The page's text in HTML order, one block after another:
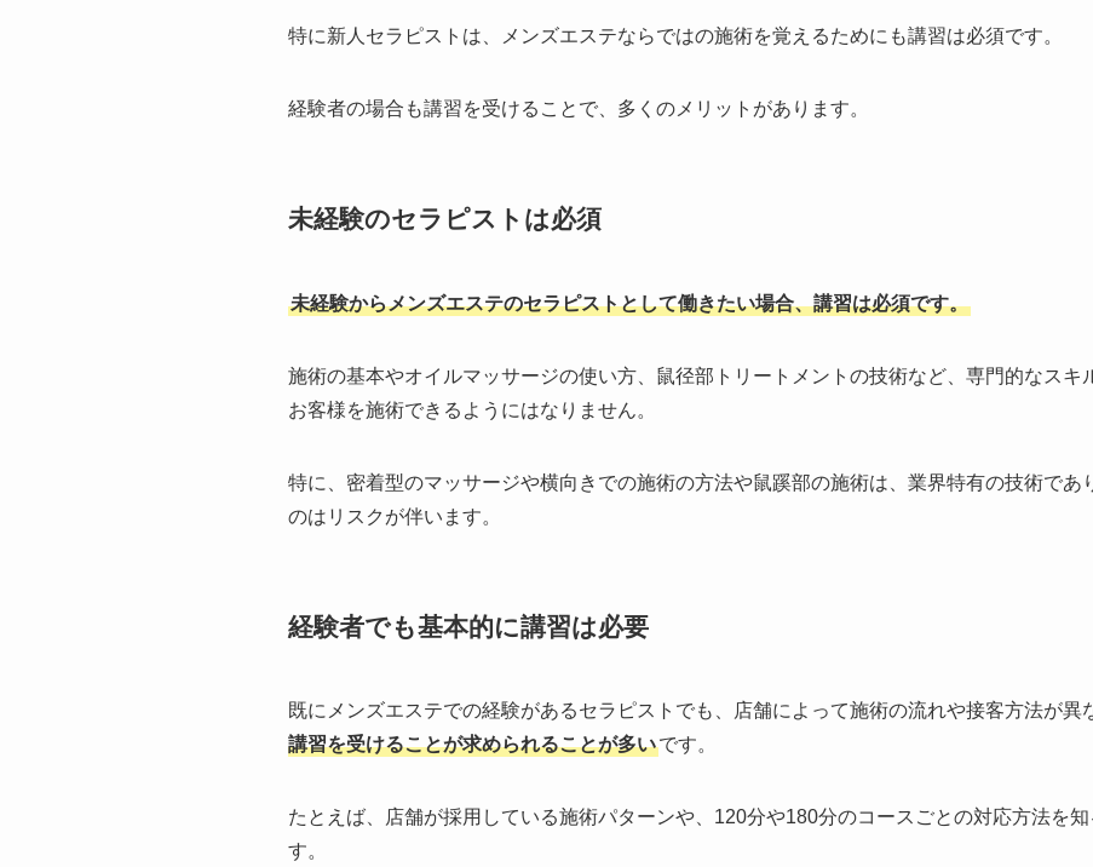
特に新人セラピストは、メンズエステならではの施術を覚えるためにも講習は必須です。
経験者の場合も講習を受けることで、多くのメリットがあります。
未経験のセラピストは必須
未経験からメンズエステのセラピストとして働きたい場合、講習は必須です。
施術の基本やオイルマッサージの使い方、鼠径部トリートメントの技術など、専門的なスキ
お客様を施術できるようにはなりません。
特に、密着型のマッサージや横向きでの施術の方法や鼠蹊部の施術は、業界特有の技術であ
のはリスクが伴います。
経験者でも基本的に講習は必要
既にメンズエステでの経験があるセラピストでも、店舗によって施術の流れや接客方法が異
講習を受けることが求められることが多いです。
たとえば、店舗が採用している施術パターンや、120分や180分のコースごとの対応方法を
す。